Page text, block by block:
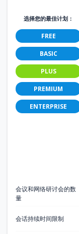
选择您的最佳计划：
FREE
BASIC
PLUS
PREMIUM
ENTERPRISE
会议和网络研讨会的数
量
会话持续时间限制